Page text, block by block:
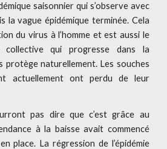
saisonnier qui s’observe avec
la vague épidémique terminée. Cela
du virus à l’homme et est aussi le
collective qui progresse dans la
protège naturellement. Les souches
actuellement ont perdu de leur
pas dire que c’est grâce au
à la baisse avait commencé
place. La régression de l’épidémie